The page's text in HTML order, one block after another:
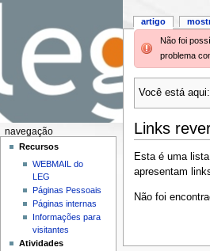
Não foi
problema
Você está aqui:
Links
Esta é uma
apresentam
Não foi
artigo
navegação
Recursos
WEBMAIL do
LEG
Páginas Pessoais
Páginas internas
Informações para
visitantes
Atividades